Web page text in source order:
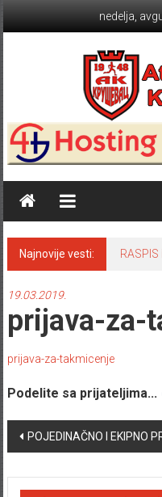
nedelja,
Atletski klub
Najnovije vesti: RASPIS
19.03.2019.
prijava-za-
prijava-za-takmicenje
Podelite sa prijateljima...
Post navigation
POJEDINAČNO I EKIPNO